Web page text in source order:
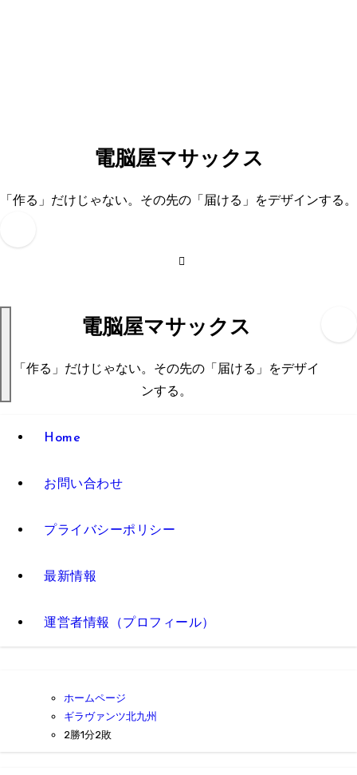
電脳屋マサックス
「作る」だけじゃない。その先の「届ける」をデザインする。
電脳屋マサックス
「作る」だけじゃない。その先の「届ける」をデザイ
ンする。
Home
お問い合わせ
プライバシーポリシー
最新情報
運営者情報（プロフィール）
ホームページ
ギラヴァンツ北九州
2勝1分2敗